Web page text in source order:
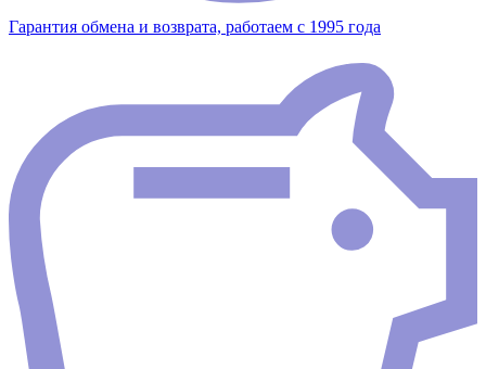
Гарантия обмена и возврата, работаем с 1995 года